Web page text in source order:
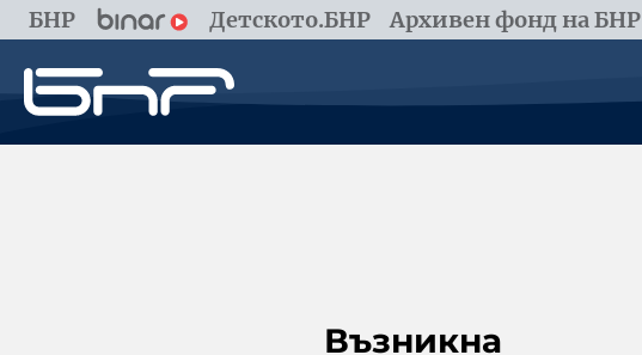
БНР Детското.БНР Архивен фонд на БНР
Възникна